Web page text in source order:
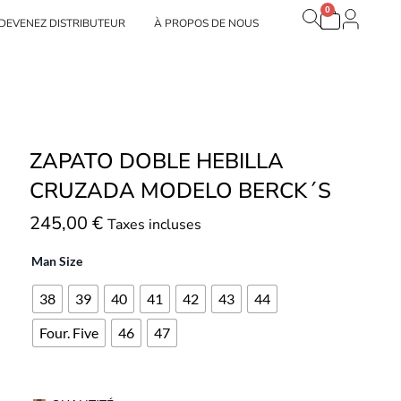
marcas
DEVENEZ DISTRIBUTEUR À PROPOS DE NOUS
0
Panier
ZAPATO DOBLE HEBILLA
CRUZADA MODELO BERCK´S
245,00 € Taxes incluses
Man Size
38 39 40 41 42 43
44
Four. Five
46 47